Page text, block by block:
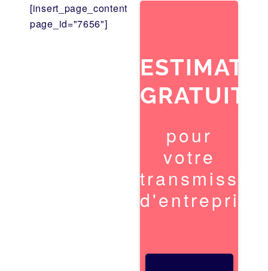
[insert_page_content
page_id="7656"]
GRATUITE
pour
votre
d'entreprise